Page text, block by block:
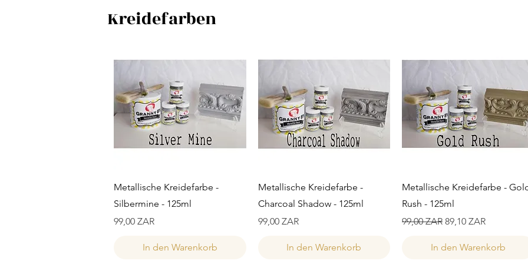
Kreidefarben
Schnellansicht
Metallische Kreidefarbe -
Silbermine - 125ml
Preis
99,00 ZAR
In den Warenkorb
Schnellansicht
Metallische Kreidefarbe -
Charcoal Shadow - 125ml
Preis
99,00 ZAR
In den Warenkorb
Schnellansicht
Metallische Kreidefarbe -
Rush - 125ml
Standardpreis
99,00 ZAR Sale-Preis
89,10 ZAR
In den Warenkorb